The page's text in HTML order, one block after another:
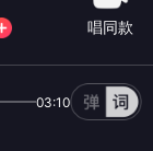
唱同款
03:10